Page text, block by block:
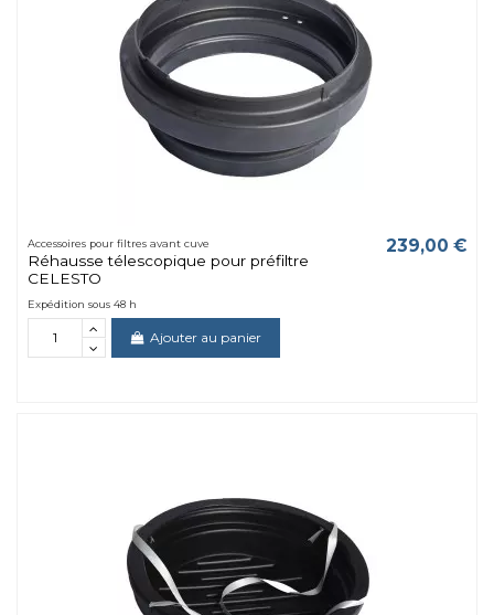
Accessoires pour filtres avant cuve
Réhausse télescopique pour préfiltre
CELESTO
239,00 €
Expédition sous 48 h
Ajouter au panier